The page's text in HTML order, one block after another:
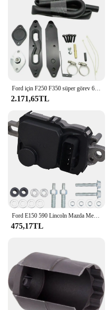
Ford için F250 F350 süper görev 6.7L Powerstroke dizel 2011 ~ 2019 soğutucu kiti
2.171,65TL
Ford E150 590 Lincoln Mazda Mercury için F150-F550-001 yakıt pompası sürücü modülü 6H1470 FD1002 4C2A-9D372-BA
475,17TL